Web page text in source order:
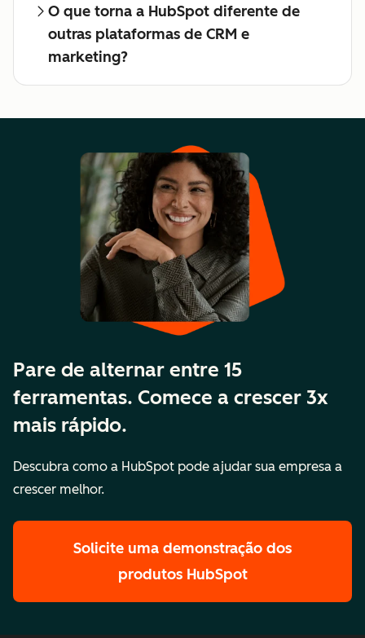
O que torna a HubSpot diferente de
outras plataformas de CRM e
marketing?
Pare de alternar entre 15
ferramentas. Comece a crescer 3x
mais rápido.
Descubra como a HubSpot pode ajudar sua empresa a
crescer melhor.
Solicite uma demonstração dos
produtos HubSpot